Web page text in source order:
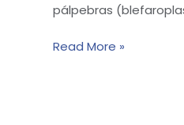
pálpebras
Read More »